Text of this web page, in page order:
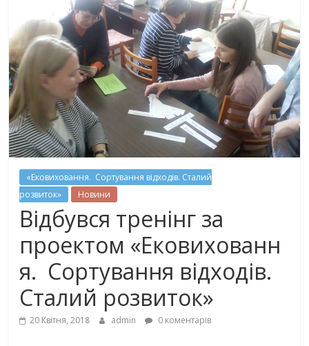
«Ековиховання. Сортування відходів. Сталий
розвиток»
Новини
Відбувся тренінг за
проектом «Ековихованн
я. Сортування відходів.
Сталий розвиток»
20 Квітня, 2018 admin 0 коментарів